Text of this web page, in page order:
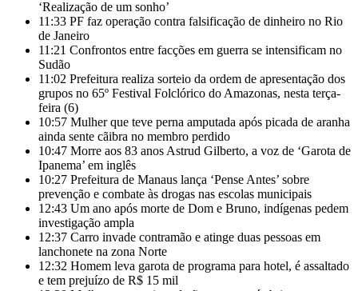
‘Realização de um sonho’
11:33 PF faz operação contra falsificação de dinheiro no Rio
de Janeiro
11:21 Confrontos entre facções em guerra se intensificam no
Sudão
11:02 Prefeitura realiza sorteio da ordem de apresentação dos
grupos no 65º Festival Folclórico do Amazonas, nesta terça-
feira (6)
10:57 Mulher que teve perna amputada após picada de aranha
ainda sente cãibra no membro perdido
10:47 Morre aos 83 anos Astrud Gilberto, a voz de ‘Garota de
Ipanema’ em inglês
10:27 Prefeitura de Manaus lança ‘Pense Antes’ sobre
prevenção e combate às drogas nas escolas municipais
12:43 Um ano após morte de Dom e Bruno, indígenas pedem
investigação ampla
12:37 Carro invade contramão e atinge duas pessoas em
lanchonete na zona Norte
12:32 Homem leva garota de programa para hotel, é assaltado
e tem prejuízo de R$ 15 mil